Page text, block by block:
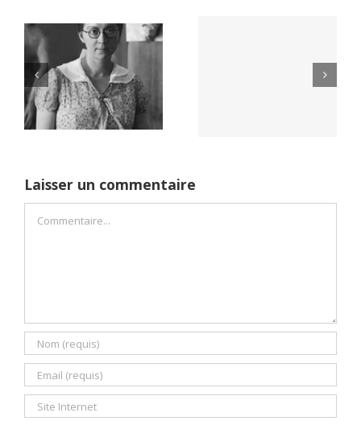
Netflix Field of
Dreams (1989)
Yaïr Golan : une
Laisser un commentaire